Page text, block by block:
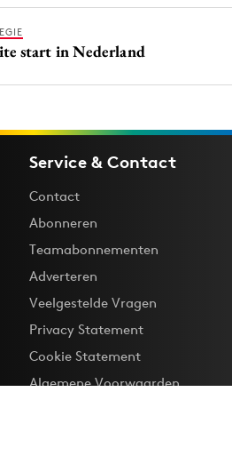
start in Nederland
Service & Contact
Contact
Abonneren
Teamabonnementen
Adverteren
Veelgestelde Vragen
Privacy Statement
Cookie Statement
Algemene Voorwaarden